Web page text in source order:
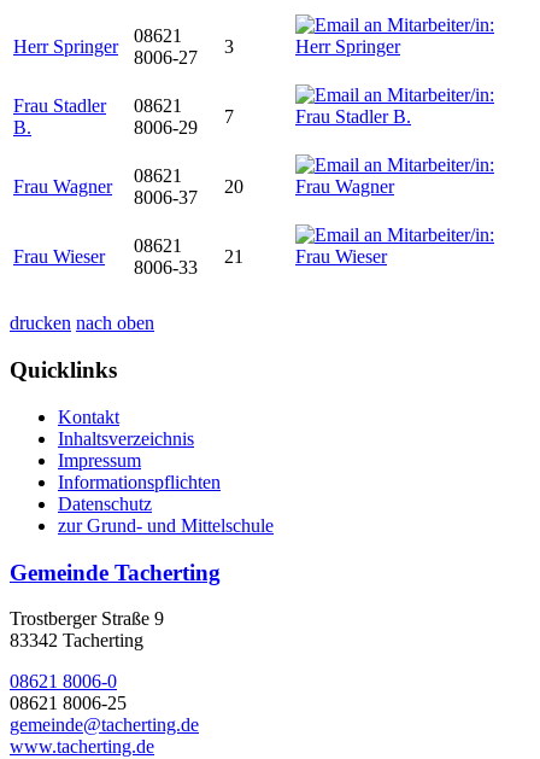
Herr Springer
08621
8006-27
3
Frau Stadler
B.
08621
8006-29
7
Frau Wagner
08621
8006-37
20
Frau Wieser
08621
8006-33
21
drucken nach oben
Quicklinks
Kontakt
Inhaltsverzeichnis
Impressum
Informationspflichten
Datenschutz
zur Grund- und Mittelschule
Gemeinde Tacherting
Trostberger Straße 9
83342 Tacherting
08621 8006-0
08621 8006-25
gemeinde@tacherting.de
www.tacherting.de